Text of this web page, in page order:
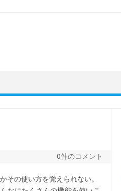
0件のコメント
その使い方を覚えられない。